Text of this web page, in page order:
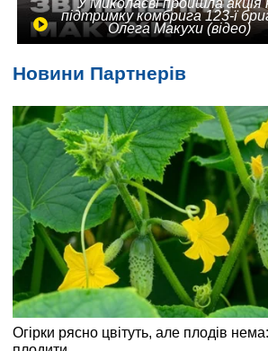
підтримку комбрига 123-ї
Олега Макухи (відео)